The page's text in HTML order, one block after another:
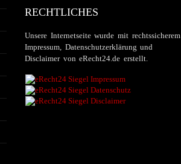
RECHTLICHES
Unsere Internetseite wurde mit rechtssicherem
Impressum, Datenschutzerklärung und
Disclaimer von eRecht24.de erstellt.